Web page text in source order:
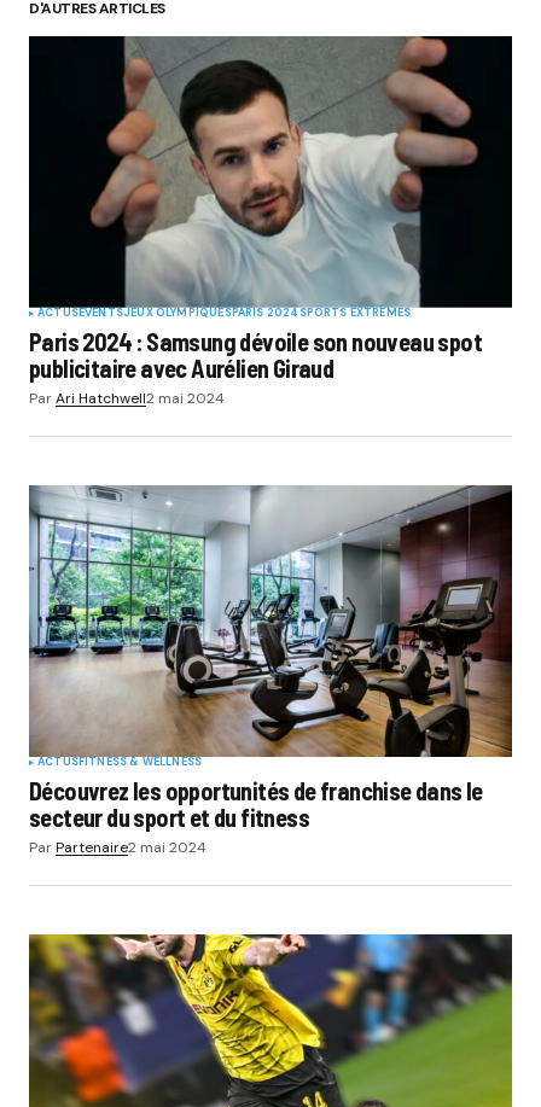
D'AUTRES ARTICLES
ACTUSEVENTSJEUX OLYMPIQUESPARIS 2024SPORTS EXTRÊMES
Paris 2024 : Samsung dévoile son nouveau spot
publicitaire avec Aurélien Giraud
ParAri Hatchwell2 mai 2024
ACTUSFITNESS & WELLNESS
Découvrez les opportunités de franchise dans le
secteur du sport et du fitness
ParPartenaire2 mai 2024